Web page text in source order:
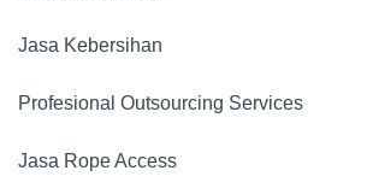
Jasa Kebersihan
Profesional Outsourcing Services
Jasa Rope Access